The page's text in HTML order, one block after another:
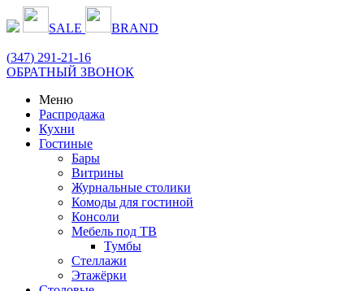
SALE BRAND
(347) 291-21-16
ОБРАТНЫЙ ЗВОНОК
Меню
Распродажа
Кухни
Гостиные
Бары
Витрины
Журнальные столики
Комоды для гостиной
Консоли
Мебель под ТВ
Тумбы
Стеллажи
Этажёрки